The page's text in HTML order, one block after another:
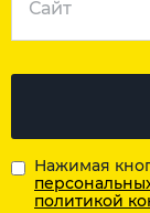
Нажимая
политикой